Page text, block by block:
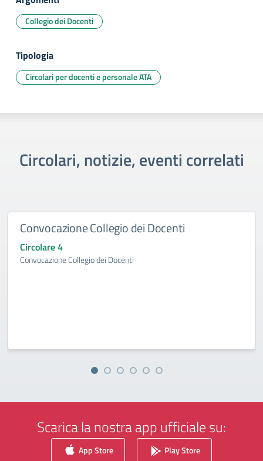
Collegio dei Docenti
Tipologia
Circolari per docenti e personale ATA
Circolari, notizie, eventi correlati
Convocazione Collegio dei Docenti
Circolare 4
Convocazione Collegio dei Docenti
Scarica la nostra app ufficiale su:
App Store Play Store